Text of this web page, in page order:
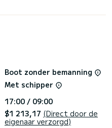
Boot zonder bemanning
Met schipper
17:00 / 09:00
$1 213,17 (Direct door de
eigenaar verzorgd)